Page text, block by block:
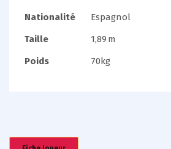
Nationalité
Espagnol
Taille
1,89 m
Poids
70kg